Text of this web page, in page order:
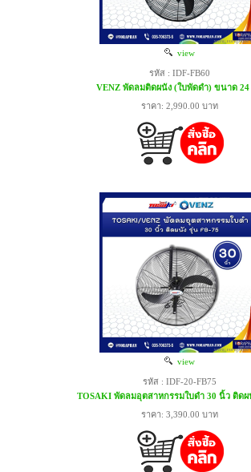
view
รหัส : IDF-FB60
VENZ พัดลมติดผนัง (ใบพัดดำ) ขนาด
ราคา: 2,990.00 บาท
view
รหัส : IDF-20-FB75
TOSAKI พัดลมอุตสาหกรรมใบดำ 30 นิ้ว ติดผ
ราคา: 3,390.00 บาท